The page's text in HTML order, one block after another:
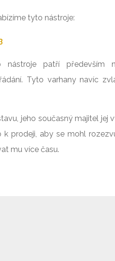
tyto nástroje:
nástroje patří především
Tyto varhany navíc
jeho současný majitel jej
prodeji, aby se mohl
mu více času.